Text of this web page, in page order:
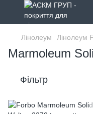
Лінолеум Лінолеум
Marmoleum
Фільтр